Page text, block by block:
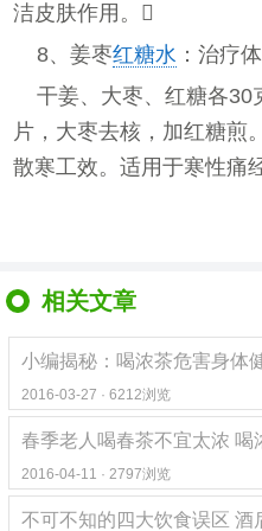
洁皮肤作用。
8、姜枣红糖水 ：治疗
干姜、大枣、红糖各30
片，大枣去核，加红糖煎
散寒工效。适用于寒性痛
相关文章
小编揭秘：喝浓茶危害身体
2016-03-27 · 6212浏览
春季老人喝春茶不宜太浓 喝
2016-04-11 · 2797浏览
不可不知的四大饮食误区 酒